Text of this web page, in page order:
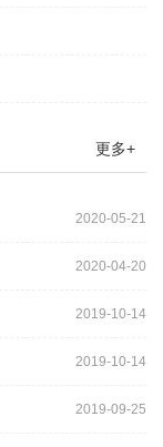
更多+
2020-05-21
2020-04-20
2019-10-14
2019-10-14
2019-09-25